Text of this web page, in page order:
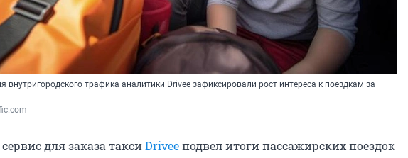
внутригородского трафика аналитики Drivee зафиксировали рост интереса к поездкам за
для заказа таксиDriveeподвел итоги пассажирских поездок